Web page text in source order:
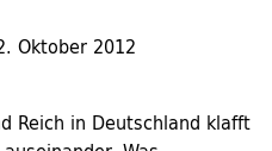
Oktober 2012
Reich in Deutschland klafft